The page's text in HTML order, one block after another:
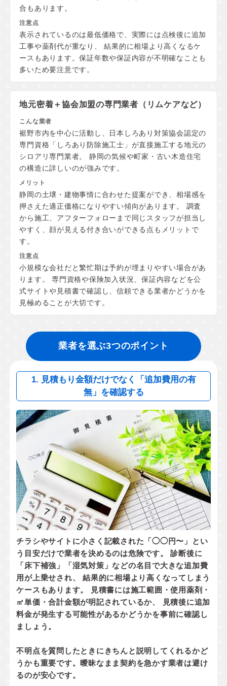
合もあります。
表示されているのは最低価格で、実際には点検後に追加
工事や薬剤代が重なり、 結果的に相場より高くなるケ
ースもあります。保証年数や保証内容が不明確なことも
多いため要注意です。
地元密着＋協会加盟の専門業者（リムケアなど）
裾野市内を中心に活動し、日本しろあり対策協会認定の
専門資格「しろあり防除施工士」が直接施工する地元の
シロアリ専門業者。 静岡の気候や町家・古い木造住宅
の構造に詳しいのが強みです。
静岡の土壌・建物事情に合わせた提案ができ、相場感を
押さえた適正価格になりやすい傾向があります。 調査
から施工、アフターフォローまで同じスタッフが担当し
やすく、顔が見える付き合いができる点もメリットで
す。
小規模な会社だと繁忙期は予約が埋まりやすい場合があ
ります。 専門資格や保険加入状況、保証内容などを公
式サイトや見積書で確認し、信頼できる業者かどうかを
見極めることが大切です。
業者を選ぶ3つのポイント
1. 見積もり金額だけでなく「追加費用の有
無」を確認する
チラシやサイトに小さく記載された「◯◯円〜」とい
う目安だけで業者を決めるのは危険です。 診断後に
「床下補強」「湿気対策」などの名目で大きな追加費
用が上乗せされ、 結果的に相場より高くなってしまう
ケースもあります。 見積書には施工範囲・使用薬剤・
㎡単価・合計金額が明記されているか、
見積後に追加
料金が発生する可能性があるかどうかを事前に確認し
ましょう。
不明点を質問したときにきちんと説明してくれるかど
うかも重要です。曖昧なまま契約を急かす業者は避け
るのが安心です。